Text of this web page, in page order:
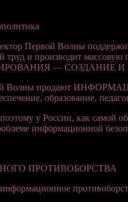
Первой Волны
и производит
— СОЗДАНИЕ
Волны продают
образование,
у России, как самой
информационной
ПРОТИВОБОРСТВА